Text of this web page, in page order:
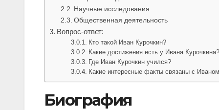
Научные исследования
Общественная деятельность
Вопрос-ответ:
Кто такой Иван Курочкин?
Какие достижения есть у Ивана
Где Иван Курочкин учился?
Какие интересные факты связаны с
Биография